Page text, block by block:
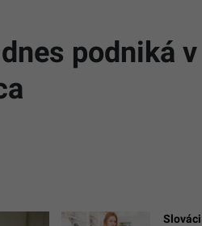
podniká v